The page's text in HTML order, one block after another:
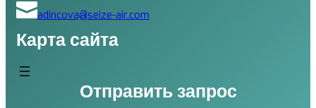
adincova@seize-air.com
Карта сайта
Отправить запрос